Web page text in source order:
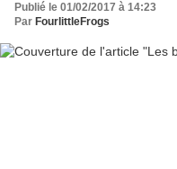
Publié le 01/02/2017 à 14:23
Par FourlittleFrogs